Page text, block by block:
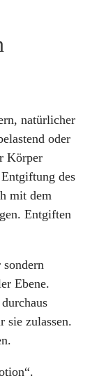
natürlicher
oder
Körper
des
mit dem
Entgiften
Ebene.
sie zulassen.